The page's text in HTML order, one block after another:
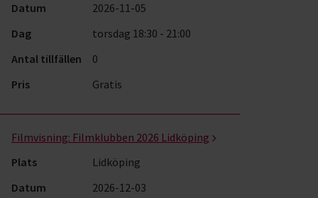
Datum
2026-11-05
Dag
torsdag 18:30 - 21:00
Antal tillfällen
0
Pris
Gratis
Filmvisning: Filmklubben 2026 Lidköping
Plats
Lidköping
Datum
2026-12-03